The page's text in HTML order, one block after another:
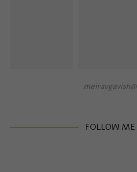
@meiravgavish
FOLLOW ME